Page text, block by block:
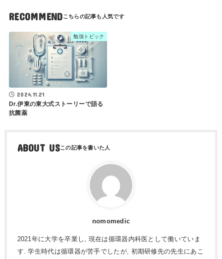
RECOMMEND
勉強トピック
2024.11.21
Dr.伊東の東大式ストーリーで語る
抗菌薬
ABOUT US
nomomedic
2021年に大学を卒業し, 現在は循環器内科医として働いていま
す. 学生時代は循環器が苦手でしたが, 初期研修先の先生にあこ